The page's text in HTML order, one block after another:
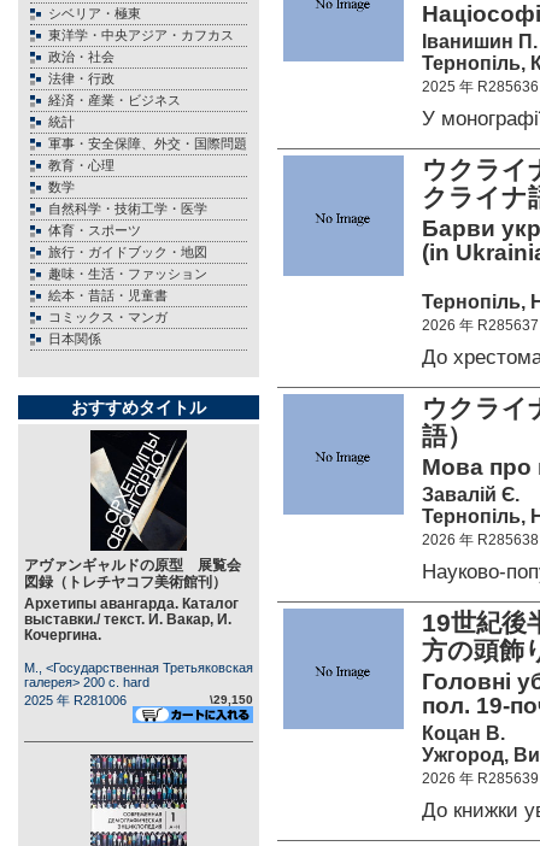
シベリア・極東
東洋学・中央アジア・カフカス
政治・社会
法律・行政
経済・産業・ビジネス
統計
軍事・安全保障、外交・国際問題
教育・心理
数学
自然科学・技術工学・医学
体育・スポーツ
旅行・ガイドブック・地図
趣味・生活・ファッション
絵本・昔話・児童書
コミックス・マンガ
日本関係
おすすめタイトル
アヴァンギャルドの原型 展覧会
図録（トレチヤコフ美術館刊）
Архетипы авангарда. Каталог
выставки./ текст. И. Вакар, И.
Кочергина.
М., <Государственная Третьяковская
галерея> 200 c. hard
2025 年 R281006
\29,150
Іванишин П.
Тернопіль,
2025 年 R285636
У
ウクラ
クライナ
Барви
(in
Тернопіль,
2026 年 R285637
До
ウクライ
語）
Мова про
Завалій Є.
Тернопіль,
2026 年 R285638
Науково-
19世紀後
方の頭飾
Головні
пол. 19-
Коцан В.
Ужгород,
2026 年 R285639
До книжки